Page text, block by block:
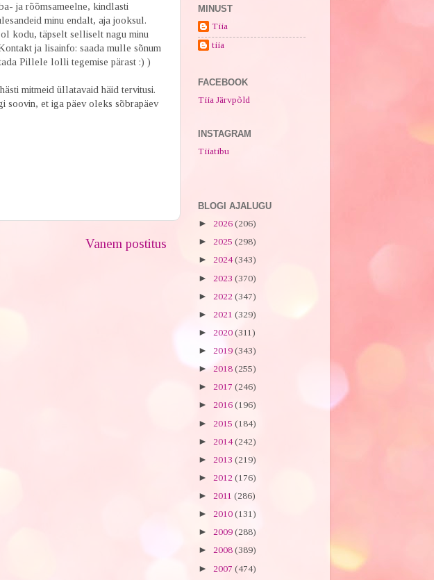
ja rõõmsameelne, kindlasti
minu endalt, aja jooksul.
kodu, täpselt selliselt nagu minu
ja lisainfo: saada mulle sõnum
Pillele lolli tegemise pärast :) )
mitmeid üllatavaid häid tervitusi.
soovin, et iga päev oleks sõbrapäev
Vanem postitus
MINUST
Tiia
tiia
FACEBOOK
Tiia Järvpõld
INSTAGRAM
Tiiatibu
BLOGI AJALUGU
► 2026 (206)
► 2025 (298)
► 2024(343)
► 2023 (370)
► 2022 (347)
► 2021 (329)
► 2020 (311)
► 2019 (343)
► 2018 (255)
► 2017 (246)
► 2016 (196)
► 2015 (184)
► 2014(242)
► 2013 (219)
► 2012 (176)
► 2011 (286)
► 2010 (131)
► 2009 (288)
► 2008 (389)
► 2007 (474)